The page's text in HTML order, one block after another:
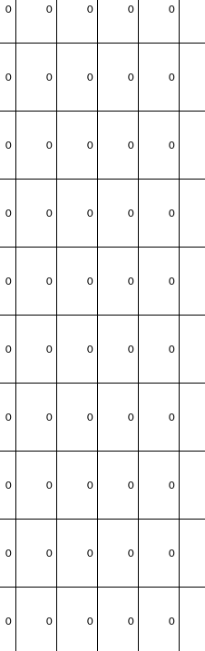
0 0 0 0 0
0 0 0 0 0
0 0 0 0 0
0 0 0 0 0
0 0 0 0 0
0 0 0 0 0
0 0 0 0 0
0 0 0 0 0
0 0 0 0 0
0 0 0 0 0